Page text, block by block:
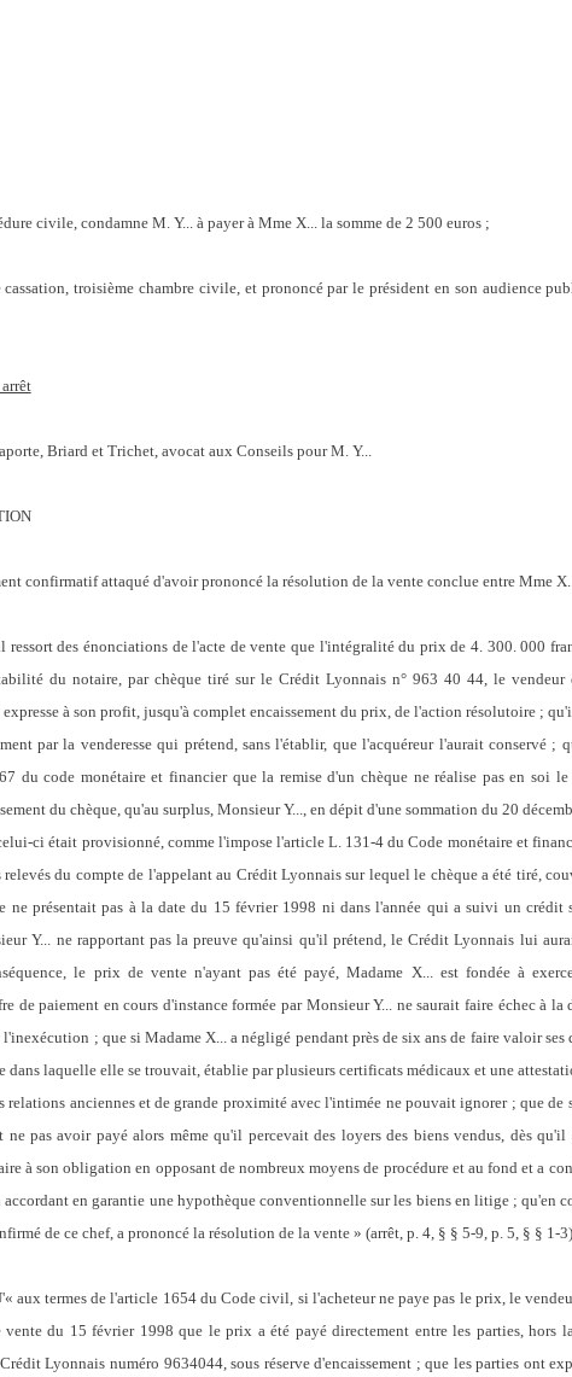
civile, condamne M. Y... à payer à Mme X... la somme de 2 500 euros ;
troisième chambre civile, et prononcé par le président en son audience
Briard et Trichet, avocat aux Conseils pour M. Y...
confirmatif attaqué d'avoir prononcé la résolution de la vente conclue entre Mme
ressort des énonciations de l'acte de vente que l'intégralité du prix de 4. 300. 000
du notaire, par chèque tiré sur le Crédit Lyonnais n° 963 40 44, le vendeur
expresse à son profit, jusqu'à complet encaissement du prix, de l'action résolutoire ;
par la venderesse qui prétend, sans l'établir, que l'acquéreur l'aurait conservé
du code monétaire et financier que la remise d'un chèque ne réalise pas en soi
du chèque, qu'au surplus, Monsieur Y..., en dépit d'une sommation du 20
ci était provisionné, comme l'impose l'article L. 131-4 du Code monétaire et
du compte de l'appelant au Crédit Lyonnais sur lequel le chèque a été tiré,
ne présentait pas à la date du 15 février 1998 ni dans l'année qui a suivi un
Y... ne rapportant pas la preuve qu'ainsi qu'il prétend, le Crédit Lyonnais lui
le prix de vente n'ayant pas été payé, Madame X... est fondée à
de paiement en cours d'instance formée par Monsieur Y... ne saurait faire échec à
; que si Madame X... a négligé pendant près de six ans de faire valoir
laquelle elle se trouvait, établie par plusieurs certificats médicaux et une
relations anciennes et de grande proximité avec l'intimée ne pouvait ignorer ; que
pas avoir payé alors même qu'il percevait des loyers des biens vendus, dès qu'il
à son obligation en opposant de nombreux moyens de procédure et au fond et a
en garantie une hypothèque conventionnelle sur les biens en litige ; qu'en
de ce chef, a prononcé la résolution de la vente » (arrêt, p. 4, § § 5-9, p. 5, § § 1-
aux termes de l'article 1654 du Code civil, si l'acheteur ne paye pas le prix, le
du 15 février 1998 que le prix a été payé directement entre les parties, hors
Lyonnais numéro 9634044, sous réserve d'encaissement ; que les parties ont